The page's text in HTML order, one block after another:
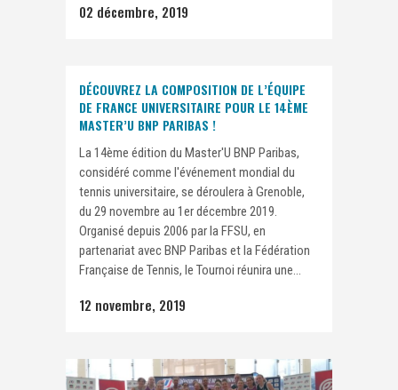
02 décembre, 2019
DÉCOUVREZ LA COMPOSITION DE L’ÉQUIPE
DE FRANCE UNIVERSITAIRE POUR LE 14ÈME
MASTER’U BNP PARIBAS !
La 14ème édition du Master'U BNP Paribas,
considéré comme l'événement mondial du
tennis universitaire, se déroulera à Grenoble,
du 29 novembre au 1er décembre 2019.
Organisé depuis 2006 par la FFSU, en
partenariat avec BNP Paribas et la Fédération
Française de Tennis, le Tournoi réunira une...
12 novembre, 2019